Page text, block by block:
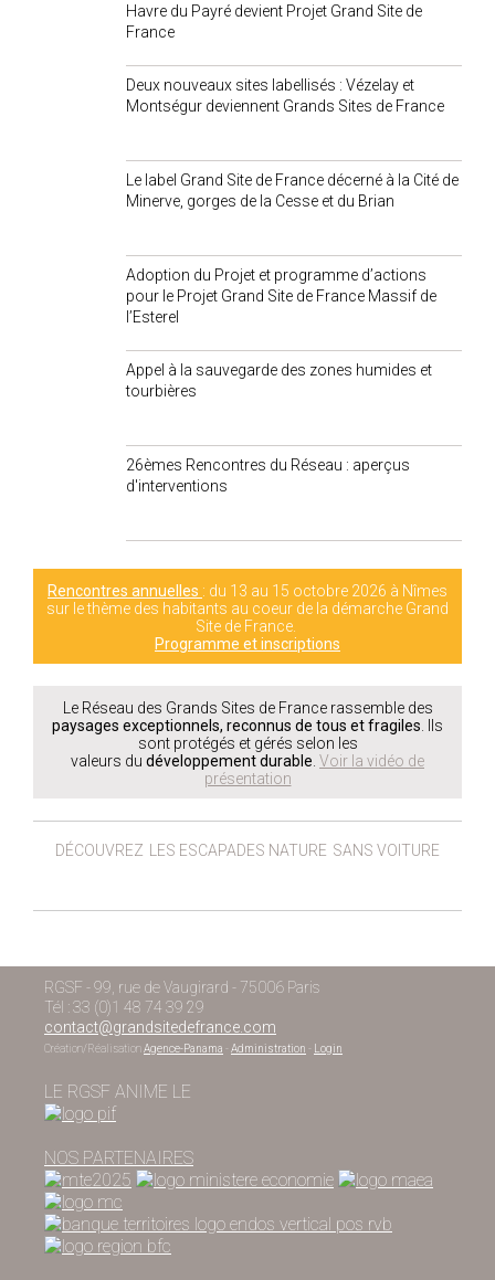
Havre du Payré devient Projet Grand Site de
France
Deux nouveaux sites labellisés : Vézelay et
Montségur deviennent Grands Sites de France
Le label Grand Site de France décerné à la Cité de
Minerve, gorges de la Cesse et du Brian
Adoption du Projet et programme d’actions
pour le Projet Grand Site de France Massif de
l’Esterel
Appel à la sauvegarde des zones humides et
tourbières
26èmes Rencontres du Réseau : aperçus
d'interventions
Rencontres annuelles : du 13 au 15 octobre 2026 à Nîmes
sur le thème des habitants au coeur de la démarche Grand
Site de France.
Programme et inscriptions
Le Réseau des Grands Sites de France rassemble des
paysages exceptionnels, reconnus de tous et fragiles . Ils
sont protégés et gérés selon les
valeurs du développement durable Voir la vidéo de
présentation
DÉCOUVREZ LES ESCAPADES NATURE SANS VOITURE
RGSF - 99, rue de Vaugirard - 75006 Paris
Tél : 33 (0)1 48 74 39 29
contact@grandsitedefrance.com
Création/RéalisationAgence-Panama - Administration - Login
LE RGSF ANIME LE
NOS PARTENAIRES